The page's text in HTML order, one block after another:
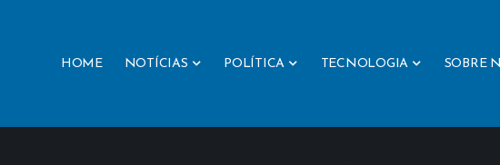
HOME NOTÍCIAS POLÍTICA TECNOLOGIA SOBRE